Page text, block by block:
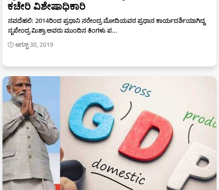
ಕಚೇರಿ ವಿಶೇಷಾಧಿಕಾರಿ
ನವದೆಹಲಿ: 2014ರಿಂದ ಪ್ರಧಾನಿ ನರೇಂದ್ರ ಮೋದಿಯವರ ಪ್ರಧಾನ ಕಾರ್ಯದರ್ಶಿಯಾಗಿದ್ದ
ನೃಪೇಂದ್ರ ಮಿಶ್ರಾ ಅವರು ಮುಂದಿನ ತಿಂಗಳು ಪ…
ಆಗಸ್ಟ್ 30, 2019